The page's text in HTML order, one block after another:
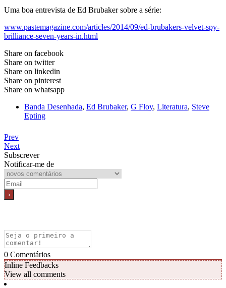
Uma boa entrevista de Ed Brubaker sobre a série:
www.pastemagazine.com/articles/2014/09/ed-brubakers-velvet-spy-
brilliance-seven-years-in.html
Share on facebook
Share on twitter
Share on linkedin
Share on pinterest
Share on whatsapp
Banda Desenhada, Ed Brubaker, G Floy, Literatura, Steve
Epting
Prev
Next
Subscrever
Notificar-me de
0 Comentários
Inline Feedbacks
View all comments